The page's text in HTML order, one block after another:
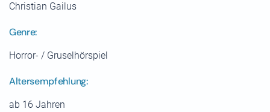
Christian Gailus
Genre:
Horror- / Gruselhörspiel
Altersempfehlung:
ab 16 Jahren